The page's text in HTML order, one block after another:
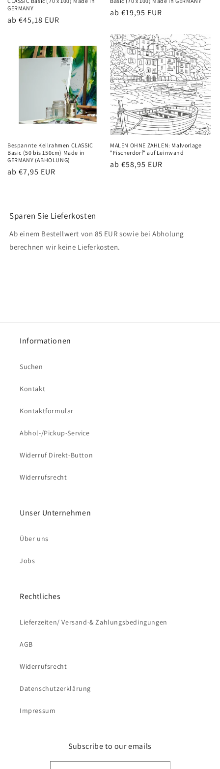
GERMANY
Normaler
ab €45,18 EUR
Normaler
ab €19,95 EUR
Bespannte Keilrahmen CLASSIC
Basic (50 bis 150cm) Made in
GERMANY (ABHOLUNG)
Normaler
ab €7,95 EUR
MALEN OHNE ZAHLEN: Malvorlage
"Fischerdorf" auf Leinwand
Normaler
ab €58,95 EUR
Sparen Sie Lieferkosten
Ab einem Bestellwert von 85 EUR sowie bei Abholung
berechnen wir keine Lieferkosten.
Informationen
Suchen
Kontakt
Kontaktformular
Abhol-/Pickup-Service
Widerruf Direkt-Button
Widerrufsrecht
Unser Unternehmen
Über uns
Jobs
Rechtliches
Lieferzeiten/ Versand-& Zahlungsbedingungen
AGB
Widerrufsrecht
Datenschutzerklärung
Impressum
Subscribe to our emails